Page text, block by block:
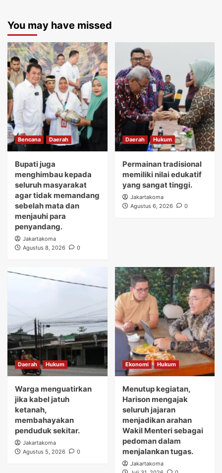
You may have missed
Bencana Daerah
Bupati juga
menghimbau kepada
seluruh masyarakat
agar tidak memandang
sebelah mata dan
menjauhi para
penyandang.
Jakartakoma
Agustus 8, 2026
0
Daerah Hukum
Permainan tradisional
memiliki nilai edukatif
yang sangat tinggi.
Jakartakoma
Agustus 6, 2026
0
Daerah Hukum
Warga menguatirkan
jika kabel jatuh
ketanah,
membahayakan
penduduk sekitar.
Jakartakoma
Agustus 5, 2026
0
Ekonomi Hukum
Menutup kegiatan,
Harison mengajak
seluruh jajaran
menjadikan arahan
Wakil Menteri sebagai
pedoman dalam
menjalankan tugas.
Jakartakoma